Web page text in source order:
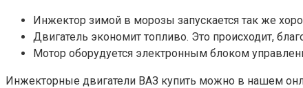
Инжектор зимой в морозы запускается так же
Двигатель экономит топливо. Это происходит,
Мотор оборудуется электронным блоком
Инжекторные двигатели ВАЗ купить можно в нашем